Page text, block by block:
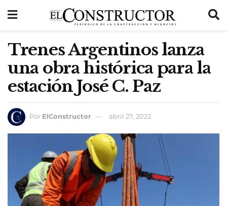
Trenes Argentinos lanza
una obra histórica para la
estación José C. Paz
Por ElConstructor abril 27, 2022